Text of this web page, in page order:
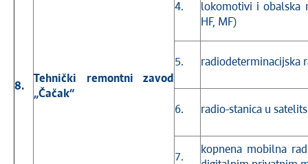
8.
Tehnički remontni zavod
„Čačak“
4.
lokomotivi i obalska
HF, MF)
5. radiodeterminacijska
6. radio-stanica u
7.
kopnena mobilna